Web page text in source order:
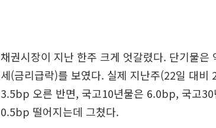
채권시장이 지난 한주 크게 엇갈렸다. 단기물
세(금리급락)를 보였다. 실제 지난주(22일 대
3.5bp 오른 반면, 국고10년물은 6.0bp, 국고
0.5bp 떨어지는데 그쳤다.